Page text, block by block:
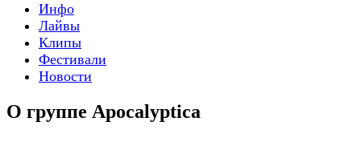
Инфо
Лайвы
Клипы
Фестивали
Новости
О группе Apocalyptica